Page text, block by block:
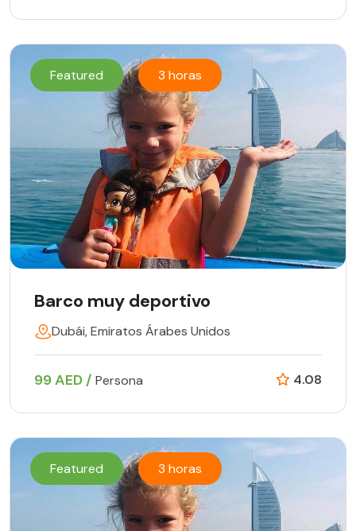
Featured 3 horas
Barco muy deportivo
Dubái, Emiratos Árabes Unidos
99 AED / Persona 4.08
Featured 3 horas